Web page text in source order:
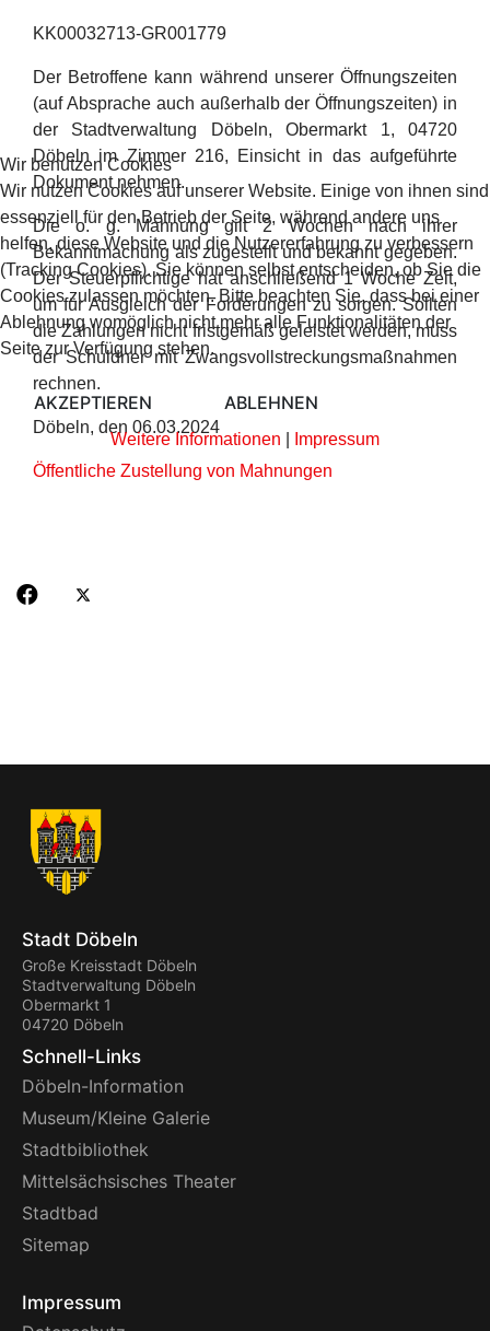
KK00032713-GR001779
Der Betroffene kann während unserer Öffnungszeiten
(auf Absprache auch außerhalb der Öffnungszeiten) in
der Stadtverwaltung Döbeln, Obermarkt 1, 04720
Döbeln im Zimmer 216, Einsicht in das aufgeführte
Dokument nehmen.
Die o. g. Mahnung gilt 2 Wochen nach ihrer
Bekanntmachung als zugestellt und bekannt gegeben.
Der Steuerpflichtige hat anschließend 1 Woche Zeit,
um für Ausgleich der Forderungen zu sorgen. Sollten
die Zahlungen nicht fristgemäß geleistet werden, muss
der Schuldner mit Zwangsvollstreckungsmaßnahmen
rechnen.
Döbeln, den 06.03.2024
Öffentliche Zustellung von Mahnungen
Stadt Döbeln
Große Kreisstadt Döbeln
Stadtverwaltung Döbeln
Obermarkt 1
04720 Döbeln
Schnell-Links
Döbeln-Information
Museum/Kleine Galerie
Stadtbibliothek
Mittelsächsisches Theater
Stadtbad
Sitemap
Impressum
Wir benutzen Cookies
Wir nutzen Cookies auf unserer Website. Einige von ihnen sind
essenziell für den Betrieb der Seite, während andere uns
helfen, diese Website und die Nutzererfahrung zu verbessern
(Tracking Cookies). Sie können selbst entscheiden, ob Sie die
Cookies zulassen möchten. Bitte beachten Sie, dass bei einer
Ablehnung womöglich nicht mehr alle Funktionalitäten der
Seite zur Verfügung stehen.
AKZEPTIEREN ABLEHNEN
Weitere Informationen Impressum